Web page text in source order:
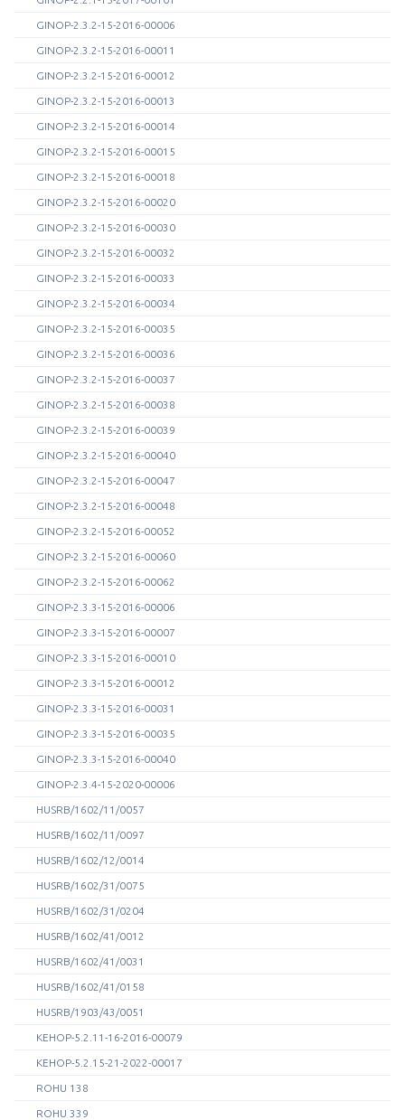
GINOP-2.3.2-15-2016-00006
GINOP-2.3.2-15-2016-00011
GINOP-2.3.2-15-2016-00012
GINOP-2.3.2-15-2016-00013
GINOP-2.3.2-15-2016-00014
GINOP-2.3.2-15-2016-00015
GINOP-2.3.2-15-2016-00018
GINOP-2.3.2-15-2016-00020
GINOP-2.3.2-15-2016-00030
GINOP-2.3.2-15-2016-00032
GINOP-2.3.2-15-2016-00033
GINOP-2.3.2-15-2016-00034
GINOP-2.3.2-15-2016-00035
GINOP-2.3.2-15-2016-00036
GINOP-2.3.2-15-2016-00037
GINOP-2.3.2-15-2016-00038
GINOP-2.3.2-15-2016-00039
GINOP-2.3.2-15-2016-00040
GINOP-2.3.2-15-2016-00047
GINOP-2.3.2-15-2016-00048
GINOP-2.3.2-15-2016-00052
GINOP-2.3.2-15-2016-00060
GINOP-2.3.2-15-2016-00062
GINOP-2.3.3-15-2016-00006
GINOP-2.3.3-15-2016-00007
GINOP-2.3.3-15-2016-00010
GINOP-2.3.3-15-2016-00012
GINOP-2.3.3-15-2016-00031
GINOP-2.3.3-15-2016-00035
GINOP-2.3.3-15-2016-00040
GINOP-2.3.4-15-2020-00006
HUSRB/1602/11/0057
HUSRB/1602/11/0097
HUSRB/1602/12/0014
HUSRB/1602/31/0075
HUSRB/1602/31/0204
HUSRB/1602/41/0012
HUSRB/1602/41/0031
HUSRB/1602/41/0158
HUSRB/1903/43/0051
KEHOP-5.2.11-16-2016-00079
KEHOP-5.2.15-21-2022-00017
ROHU 138
ROHU 339